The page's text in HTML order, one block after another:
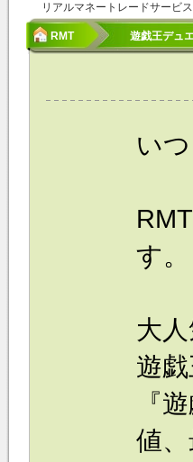
リアルマネートレードサービ
RMT 遊戯王デュ
い
す。
大人
遊
『
値、